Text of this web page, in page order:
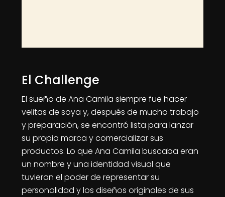
El Challenge
El sueño de Ana Camila siempre fue hacer
velitas de soya y, después de mucho trabajo
y preparación, se encontró lista para lanzar
su propia marca y comercializar sus
productos. Lo que Ana Camila buscaba eran
un nombre y una identidad visual que
tuvieran el poder de representar su
personalidad y los diseños originales de sus